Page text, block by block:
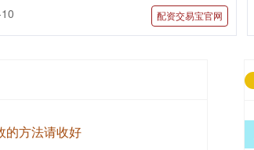
配资交易宝官网
的方法请收好